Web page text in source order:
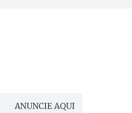
ANUNCIE AQUI